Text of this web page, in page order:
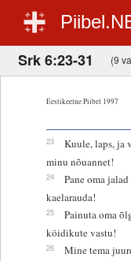
Srk 6:23-31 (9
Eestikeelne Piibel 1997
23
Kuule, laps, ja
minu nõuannet!
24
Pane oma
kaelarauda!
25
Painuta oma
köidikute vastu!
26
Mine tema